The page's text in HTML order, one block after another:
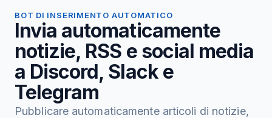
BOT DI INSERIMENTO AUTOMATICO
Invia automaticamente
notizie, RSS e social media
a Discord, Slack e
Telegram
Pubblicare automaticamente articoli di notizie,